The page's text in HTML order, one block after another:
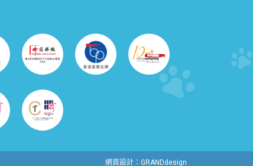
網頁設計：GRANDdesign